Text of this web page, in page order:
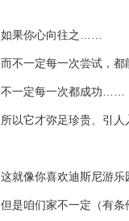
如果你心向往之 ……
而不一定每一次尝试，都
不一定每一次都成功……
所以它才弥足珍贵、引人
这就像你喜欢迪斯尼游乐
但是咱们家不一定（有条